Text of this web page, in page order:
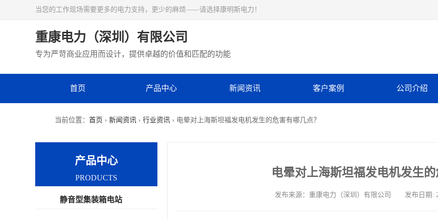
当您的工作现场需要更多的电力支持，更少的麻烦——请选择康明斯电力！
重康电力（深圳）有限公司
专为严苛商业应用而设计，提供卓越的价值和匹配的功能
首页 产品中心 新闻资讯 客户案例 公司介绍
当前位置： 首页 › 新闻资讯 › 行业资讯 › 电晕对上海斯坦福发电机发生的危害有哪几点？
电晕对上海斯坦福发电机发生
发布来源：重康电力（深圳）有限公司 发布日期
产品中心
PRODUCTS
静音型集装箱电站